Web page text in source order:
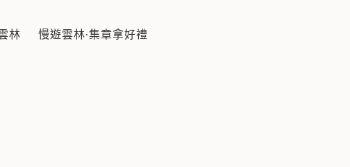
地理環境的特殊性，風土民情的獨特性，並在繼承民族傳
林 慢遊雲林·集章拿好禮